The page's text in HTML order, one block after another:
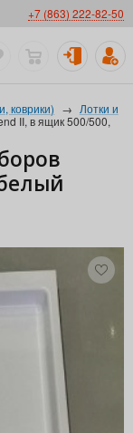
+7 (863) 222-82-50
коврики) → Лотки и
II, в ящик 500/500,